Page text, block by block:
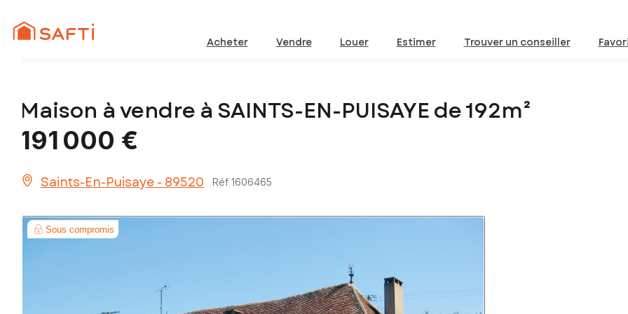
Acheter Vendre Louer Estimer Trouver un conseiller
Maison à vendre à SAINTS-EN-PUISAYE de 192m²
191 000 €
Saints-En-Puisaye - 89520 Réf 1606465
Sous compromis